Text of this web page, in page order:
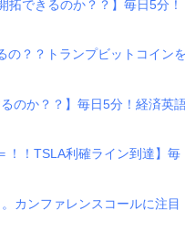
拓できるのか？？】毎日5分！
の？？トランプビットコイン
のか？？】毎日5分！経済英
！！TSLA利確ライン到達】毎
カンファレンスコールに注目